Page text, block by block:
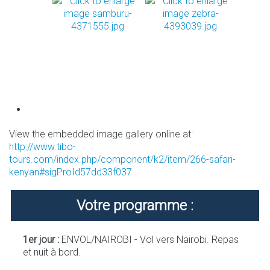
View the embedded image gallery online at:
http://www.tibo-
tours.com/index.php/component/k2/item/266-safari-
kenyan#sigProId57dd33f037
Votre programme :
1er jour : ENVOL/NAIROBI - Vol vers Nairobi. Repas
et nuit à bord.